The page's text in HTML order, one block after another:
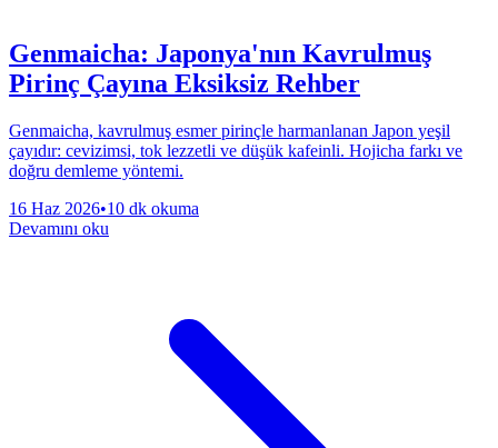
Genmaicha: Japonya'nın Kavrulmuş
Pirinç Çayına Eksiksiz Rehber
Genmaicha, kavrulmuş esmer pirinçle harmanlanan Japon yeşil
çayıdır: cevizimsi, tok lezzetli ve düşük kafeinli. Hojicha farkı ve
doğru demleme yöntemi.
16 Haz 2026•10 dk okuma
Devamını oku